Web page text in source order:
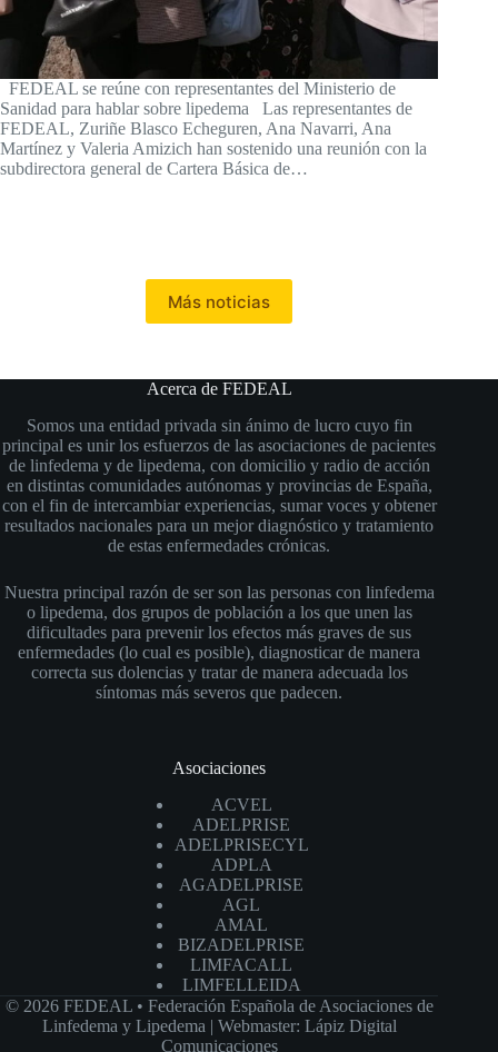
FEDEAL se reúne con representantes del Ministerio de
Sanidad para hablar sobre lipedema Las representantes de
FEDEAL, Zuriñe Blasco Echeguren, Ana Navarri, Ana
Martínez y Valeria Amizich han sostenido una reunión con la
subdirectora general de Cartera Básica de…
Más noticias
Acerca de FEDEAL
Somos una entidad privada sin ánimo de lucro cuyo fin
principal es unir los esfuerzos de las asociaciones de pacientes
de linfedema y de lipedema, con domicilio y radio de acción
en distintas comunidades autónomas y provincias de España,
con el fin de intercambiar experiencias, sumar voces y obtener
resultados nacionales para un mejor diagnóstico y tratamiento
de estas enfermedades crónicas.
Nuestra principal razón de ser son las personas con linfedema
o lipedema, dos grupos de población a los que unen las
dificultades para prevenir los efectos más graves de sus
enfermedades (lo cual es posible), diagnosticar de manera
correcta sus dolencias y tratar de manera adecuada los
síntomas más severos que padecen.
Asociaciones
ACVEL
ADELPRISE
ADELPRISECYL
ADPLA
AGADELPRISE
AGL
AMAL
BIZADELPRISE
LIMFACALL
LIMFELLEIDA
© 2026 FEDEAL • Federación Española de Asociaciones de
Linfedema y Lipedema | Webmaster: Lápiz Digital
Comunicaciones